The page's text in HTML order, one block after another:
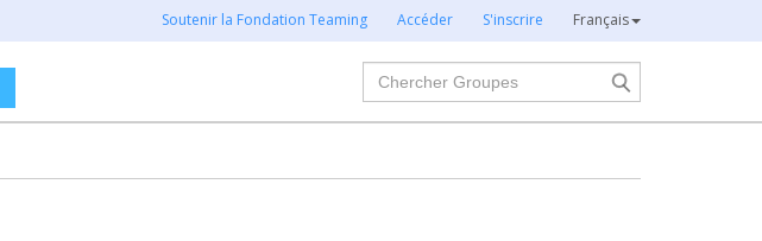
Soutenir la Fondation Teaming Accéder S'inscrire Français
Chercher